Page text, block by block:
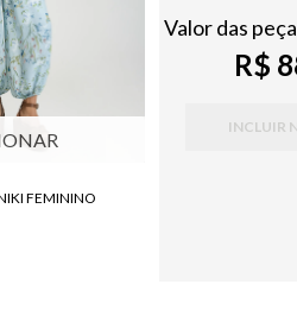
FEMININO
Valor das
R$
INCLUIR